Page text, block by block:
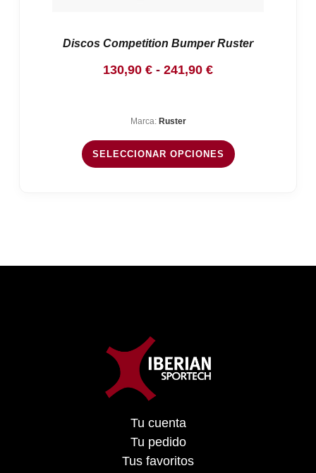
Discos Competition Bumper Ruster
130,90 € - 241,90 €Rango
130,90 €
hasta
Marca: Ruster
SELECCIONAR OPCIONES
Tu cuenta
Tu pedido
Tus favoritos